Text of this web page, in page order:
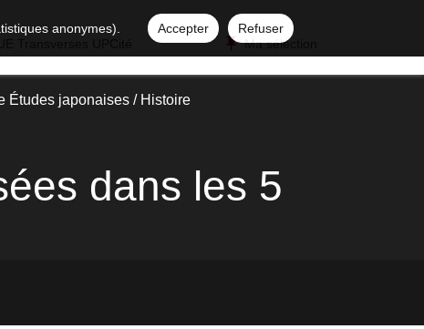
anonymes). Accepter
Refuser
Ma sélection
Études japonaises / Histoire
dans les 5